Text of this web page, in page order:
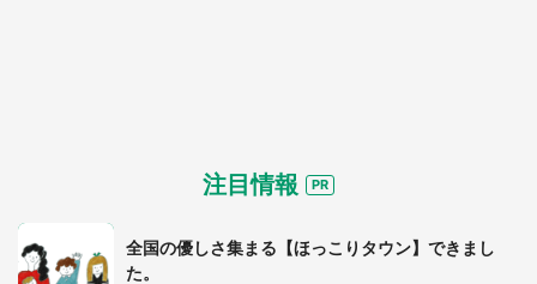
注目情報
全国の優しさ集まる【ほっこりタウン】できまし
た。